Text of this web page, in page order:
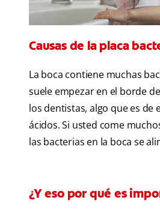
Causas de la placa
La boca contiene muchas
suele empezar en el borde
los dentistas, algo que es de
ácidos. Si usted come
las bacterias en la boca se
¿Y eso por qué es